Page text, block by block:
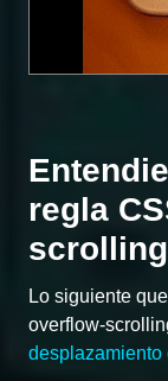
regla
Lo siguiente
overflow-
desplazamiento